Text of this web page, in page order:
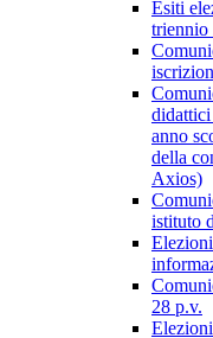
Esiti
triennio
anno
della
Axios)
istituto
28 p.v.